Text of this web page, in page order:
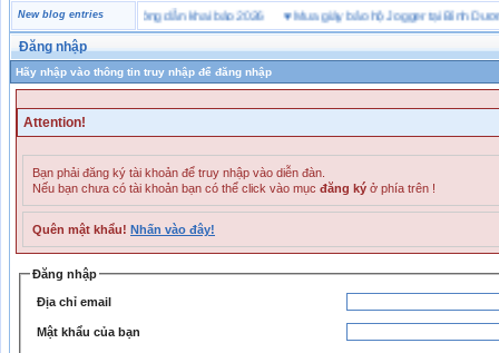
New blog entries
hải quan là gì? Hướng dẫn khai báo 2026♥ Mua giày bảo hộ Jogger tại Bình Dương
Đăng nhập
Hãy nhập vào thông tin truy nhập để đăng nhập
Attention!
Bạn phải đăng ký tài khoản để truy nhập vào diễn đàn.
Nếu bạn chưa có tài khoản bạn có thể click vào mục đăng ký ở phía trên !
Quên mật khẩu! Nhấn vào đây!
Đăng nhập
Địa chỉ email
Mật khẩu của bạn